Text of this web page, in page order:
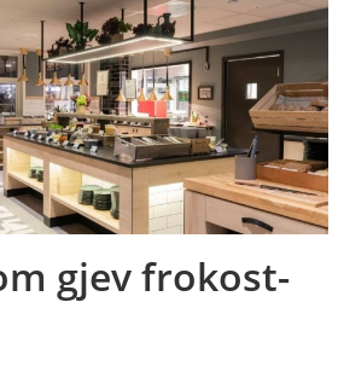
gjev frokost-